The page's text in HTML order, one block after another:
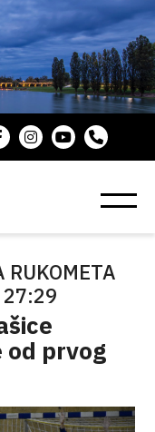
RUKOMETA
27:29
od prvog